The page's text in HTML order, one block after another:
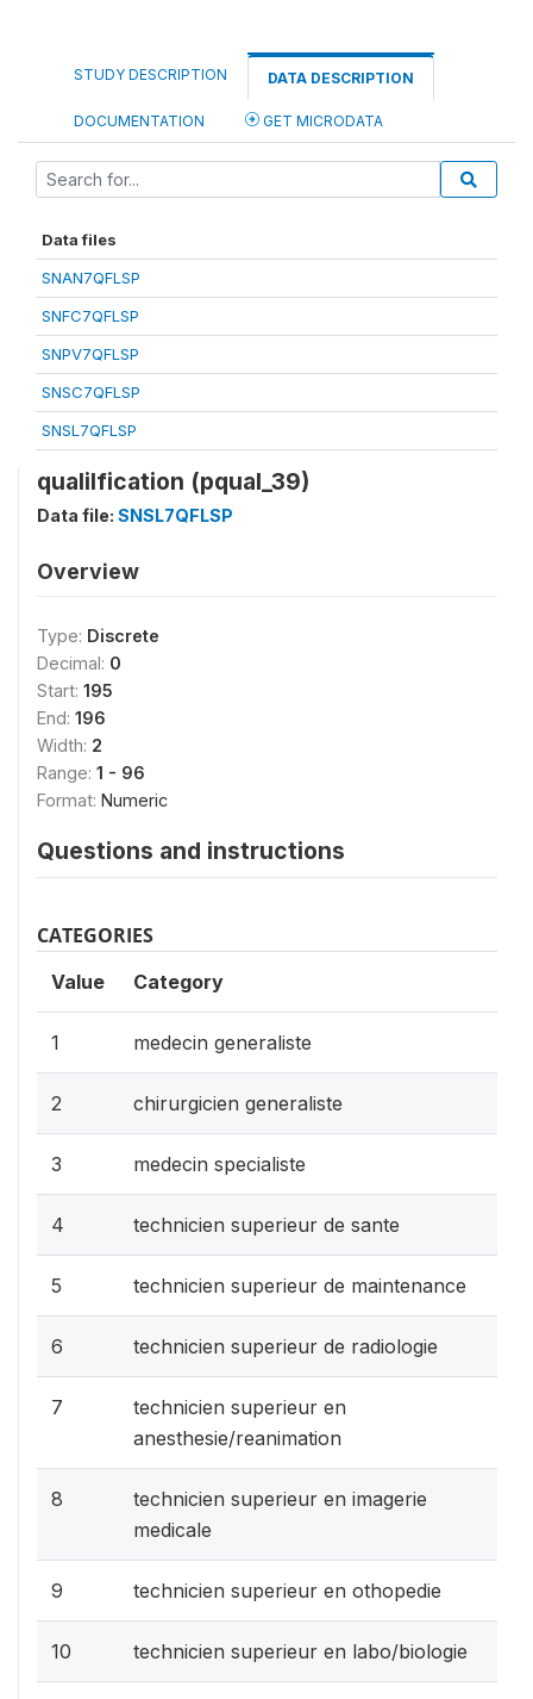
STUDY DESCRIPTION DATA DESCRIPTION
DOCUMENTATION GET MICRODATA
Data files
SNAN7QFLSP
SNFC7QFLSP
SNPV7QFLSP
SNSC7QFLSP
SNSL7QFLSP
qualilfication (pqual_39)
Data file: SNSL7QFLSP
Overview
Type: Discrete
Decimal: 0
Start: 195
End: 196
Width: 2
Range: 1 - 96
Format: Numeric
Questions and instructions
CATEGORIES
Value Category
1 medecin generaliste
2 chirurgicien generaliste
3 medecin specialiste
4 technicien superieur de sante
5 technicien superieur de maintenance
6 technicien superieur de radiologie
7
technicien superieur en
anesthesie/reanimation
8
technicien superieur en imagerie
medicale
9 technicien superieur en othopedie
10 technicien superieur en labo/biologie